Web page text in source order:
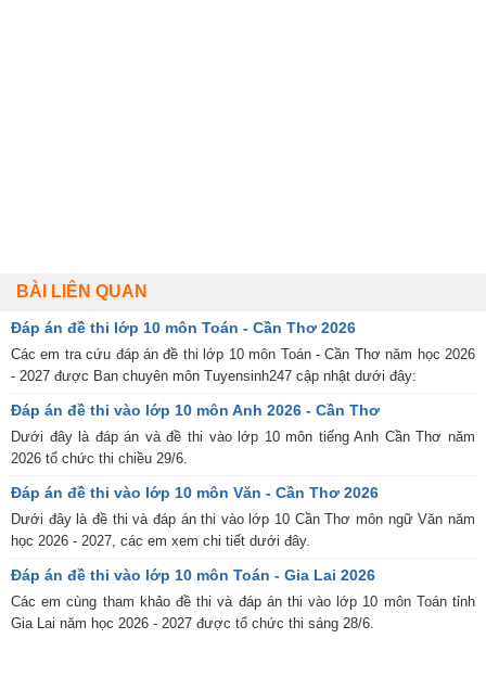
BÀI LIÊN QUAN
Đáp án đề thi lớp 10 môn Toán - Cần Thơ 2026
Các em tra cứu đáp án đề thi lớp 10 môn Toán - Cần Thơ năm học 2026
- 2027 được Ban chuyên môn Tuyensinh247 cập nhật dưới đây:
Đáp án đề thi vào lớp 10 môn Anh 2026 - Cần Thơ
Dưới đây là đáp án và đề thi vào lớp 10 môn tiếng Anh Cần Thơ năm
2026 tổ chức thi chiều 29/6.
Đáp án đề thi vào lớp 10 môn Văn - Cần Thơ 2026
Dưới đây là đề thi và đáp án thi vào lớp 10 Cần Thơ môn ngữ Văn năm
học 2026 - 2027, các em xem chi tiết dưới đây.
Đáp án đề thi vào lớp 10 môn Toán - Gia Lai 2026
Các em cùng tham khảo đề thi và đáp án thi vào lớp 10 môn Toán tỉnh
Gia Lai năm học 2026 - 2027 được tổ chức thi sáng 28/6.